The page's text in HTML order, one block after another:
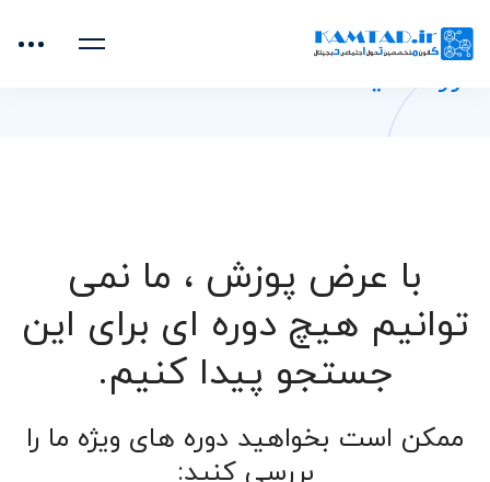
خانه دوره‌های آموزشی
دوره تغذیه
با عرض پوزش ، ما نمی
توانیم هیچ دوره ای برای این
جستجو پیدا کنیم.
ممکن است بخواهید دوره های ویژه ما را
بررسی کنید: